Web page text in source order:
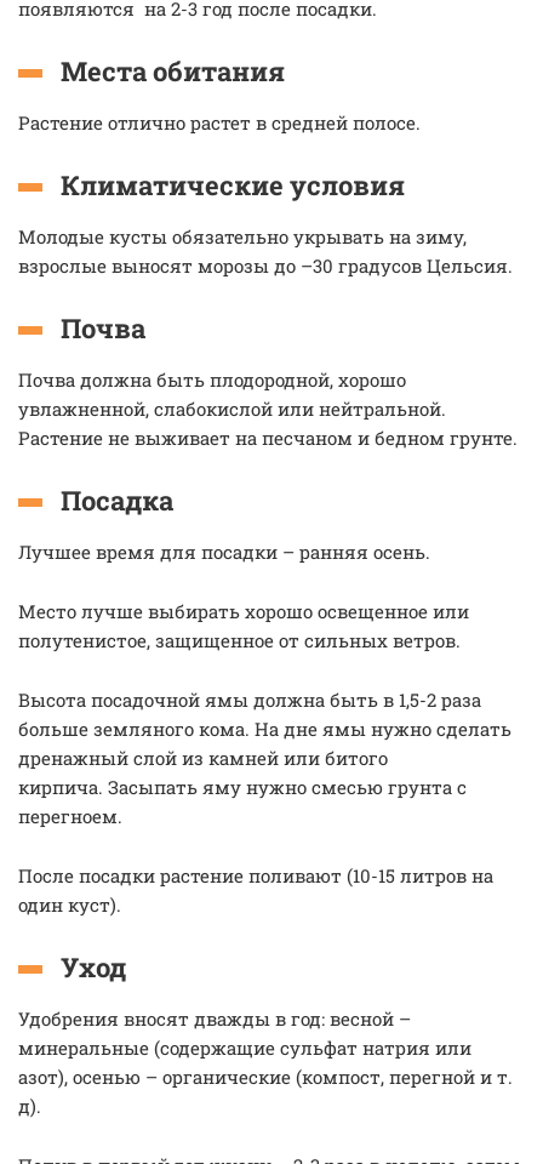
появляются на 2-3 год после посадки.
Места обитания
Растение отлично растет в средней полосе.
Климатические условия
Молодые кусты обязательно укрывать на зиму,
взрослые выносят морозы до –30 градусов Цельсия.
Почва
Почва должна быть плодородной, хорошо
увлажненной, слабокислой или нейтральной.
Растение не выживает на песчаном и бедном грунте.
Посадка
Лучшее время для посадки – ранняя осень.
Место лучше выбирать хорошо освещенное или
полутенистое, защищенное от сильных ветров.
Высота посадочной ямы должна быть в 1,5-2 раза
больше земляного кома. На дне ямы нужно сделать
дренажный слой из камней или битого
кирпича. Засыпать яму нужно смесью грунта с
перегноем.
После посадки растение поливают (10-15 литров на
один куст).
Уход
Удобрения вносят дважды в год: весной –
минеральные (содержащие сульфат натрия или
азот), осенью – органические (компост, перегной и т.
д).